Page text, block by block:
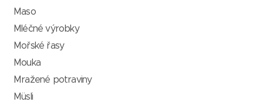
Maso
Mléčné výrobky
Mořské řasy
Mouka
Mražené potraviny
Müsli